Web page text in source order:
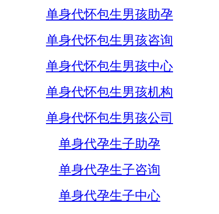
单身代怀包生男孩助孕
单身代怀包生男孩咨询
单身代怀包生男孩中心
单身代怀包生男孩机构
单身代怀包生男孩公司
单身代孕生子助孕
单身代孕生子咨询
单身代孕生子中心